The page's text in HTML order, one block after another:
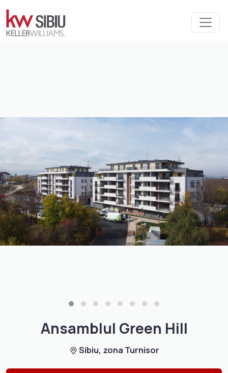
Ansamblul Green Hill
Sibiu, zona Turnisor